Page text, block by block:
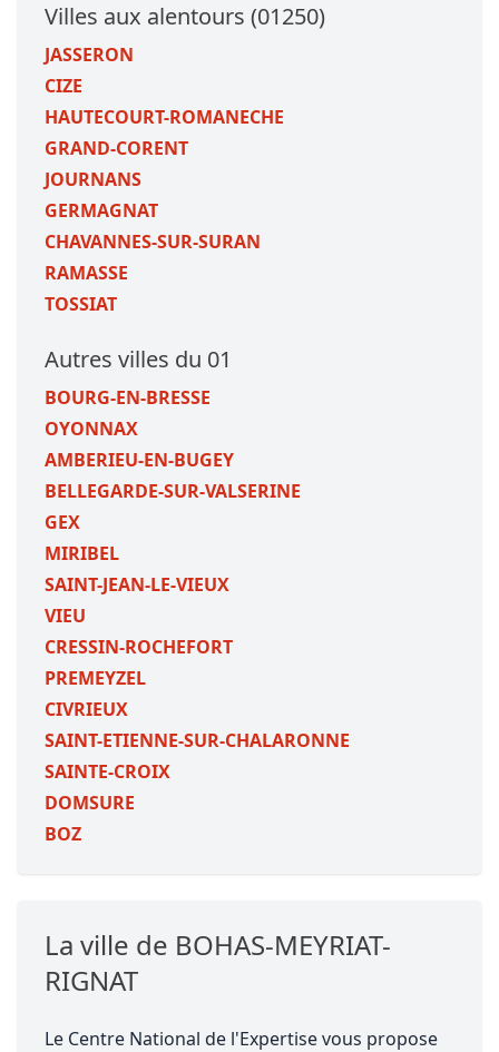
Villes aux alentours (01250)
JASSERON
CIZE
HAUTECOURT-ROMANECHE
GRAND-CORENT
JOURNANS
GERMAGNAT
CHAVANNES-SUR-SURAN
RAMASSE
TOSSIAT
Autres villes du 01
BOURG-EN-BRESSE
OYONNAX
AMBERIEU-EN-BUGEY
BELLEGARDE-SUR-VALSERINE
GEX
MIRIBEL
SAINT-JEAN-LE-VIEUX
VIEU
CRESSIN-ROCHEFORT
PREMEYZEL
CIVRIEUX
SAINT-ETIENNE-SUR-CHALARONNE
SAINTE-CROIX
DOMSURE
BOZ
La ville de BOHAS-MEYRIAT-
RIGNAT
Le Centre National de l'Expertise vous propose